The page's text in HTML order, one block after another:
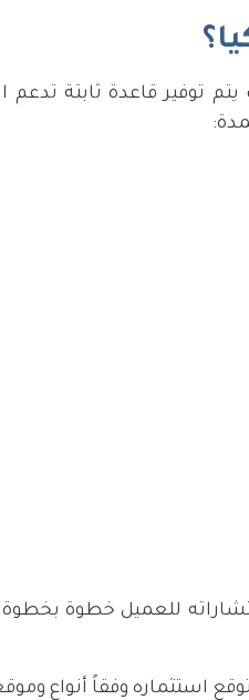
توفير قاعدة ثابتة تدعم
للعميل خطوة
استثماره وفقاً أنواع